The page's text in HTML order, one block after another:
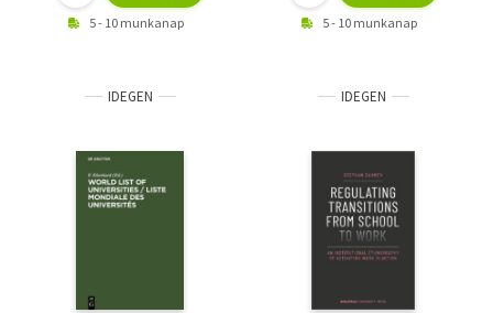
5 - 10 munkanap 5 - 10 munkanap
IDEGEN IDEGEN